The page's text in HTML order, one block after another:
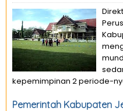
kepemimpinan 2 periode-
Pemerintah Kabupaten